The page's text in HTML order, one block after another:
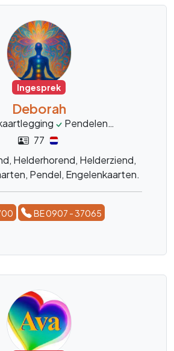
Ingesprek
Deborah
Pendelen
77
Helderhorend, Helderziend,
Pendel, Engelenkaarten.
BE 0907 - 37065